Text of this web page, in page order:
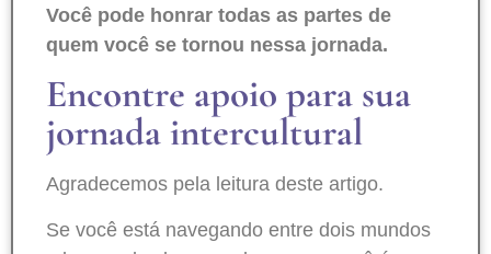
Você pode honrar todas as partes de
quem você se tornou nessa jornada.
Encontre apoio para sua
jornada intercultural
Agradecemos pela leitura deste artigo.
Se você está navegando entre dois mundos